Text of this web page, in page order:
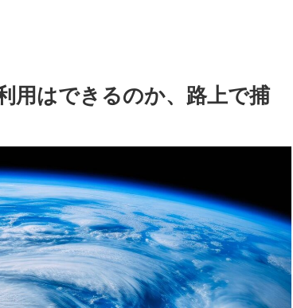
用はできるのか、路上で捕